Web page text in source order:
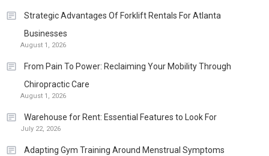
Strategic Advantages Of Forklift Rentals For Atlanta
Businesses
August 1, 2026
From Pain To Power: Reclaiming Your Mobility Through
Chiropractic Care
August 1, 2026
Warehouse for Rent: Essential Features to Look For
July 22, 2026
Adapting Gym Training Around Menstrual Symptoms